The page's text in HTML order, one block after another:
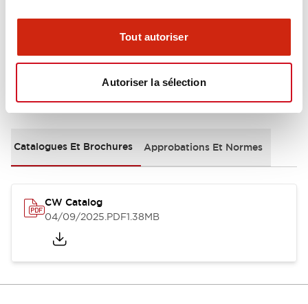
Tout autoriser
Autoriser la sélection
Mounting and Installation Specifications
Documents et fichiers
Catalogues Et Brochures Approbations Et Normes
CW Catalog
04/09/2025.PDF1.38MB